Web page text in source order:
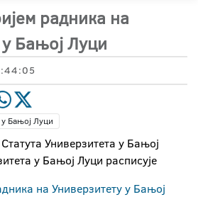
радника на
Бањој Луци
Бањој Луци
Универзитета у Бањој
у Бањој Луци расписује
на Универзитету у Бањој